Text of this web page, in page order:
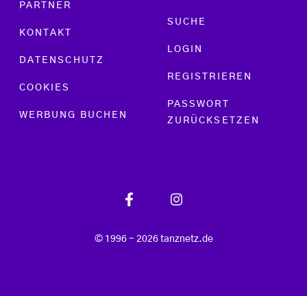
PARTNER
KONTAKT
DATENSCHUTZ
COOKIES
WERBUNG BUCHEN
SUCHE
LOGIN
REGISTRIEREN
PASSWORT
ZURÜCKSETZEN
© 1996 - 2026 tanznetz.de